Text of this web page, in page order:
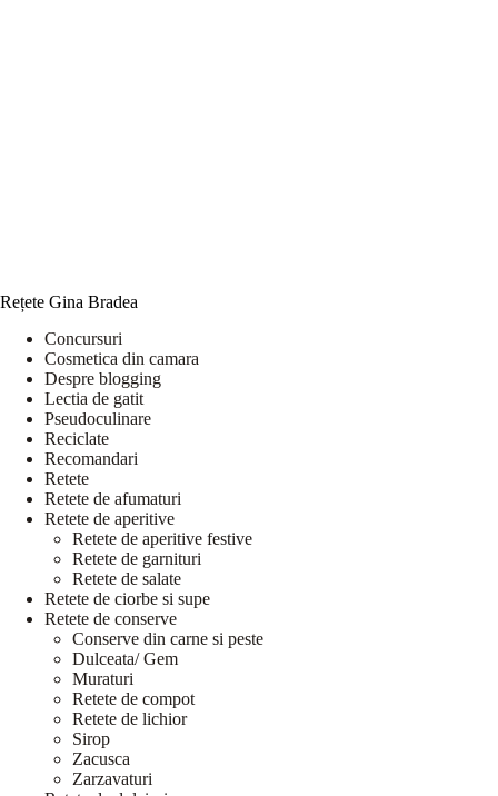
Rețete Gina Bradea
Concursuri
Cosmetica din camara
Despre blogging
Lectia de gatit
Pseudoculinare
Reciclate
Recomandari
Retete
Retete de afumaturi
Retete de aperitive
Retete de aperitive festive
Retete de garnituri
Retete de salate
Retete de ciorbe si supe
Retete de conserve
Conserve din carne si peste
Dulceata/ Gem
Muraturi
Retete de compot
Retete de lichior
Sirop
Zacusca
Zarzavaturi